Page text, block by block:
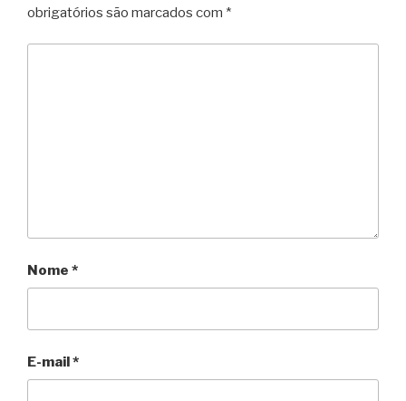
obrigatórios são marcados com *
Nome *
E-mail*